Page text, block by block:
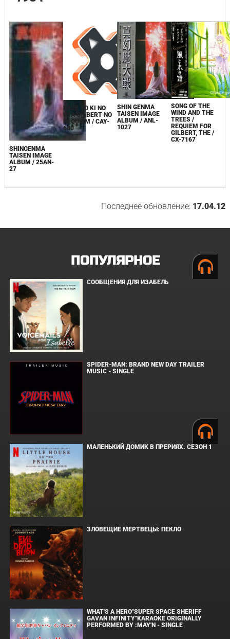
SHINGENMA
TAISEN IMAGE
ALBUM / 25AN-
27
KAZE TO KI NO
UTA GILBERT NO
REQUIEM / CAY-
680
SHIN GENMA
TAISEN IMAGE
ALBUM / ANL-
1027
SONG OF THE
WIND AND THE
TREES /
REQUIEM FOR
GILBERT, THE /
CX-7167
Последнее обновление: 17.04.12
ПОПУЛЯРНОЕ
СООБЩЕНИЯ ДЛЯ ИЗАБЕЛЬ
SPIDER-MAN: BRAND NEW DAY TRAILER
MUSIC - SINGLE
МАЛЕНЬКИЙ ДОМИК В ПРЕРИЯХ. СЕЗОН 1
ЗЛОВЕЩИЕ МЕРТВЕЦЫ: ПЕКЛО
WHAT'S A HERO"SUPER SPACE SHERIFF
GAVAN INFINITY"KARAOKE ORIGINALLY
PERFORMED BY :MAY'N - SINGLE